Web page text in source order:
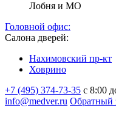
Лобня и МО
Головной офис:
Салона дверей:
Нахимовский пр-кт
Ховрино
+7 (495) 374-73-35 с 8:00
info@medver.ru Обратный